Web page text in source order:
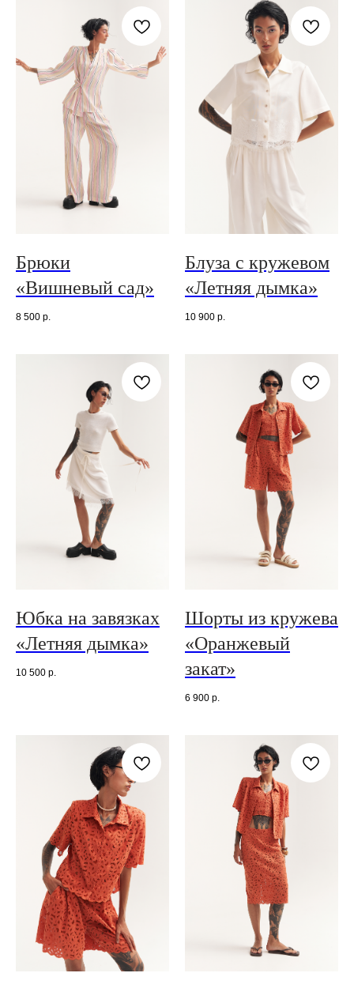
Брюки
«Вишневый сад»
8 500 р.
Блуза с кружевом
«Летняя дымка»
10 900 р.
Юбка на завязках
«Летняя дымка»
10 500 р.
Шорты из кружева
«Оранжевый
закат»
6 900 р.